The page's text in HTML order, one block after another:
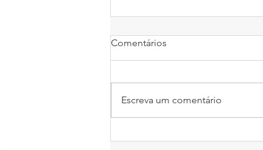
Comentários
Escreva um comentário